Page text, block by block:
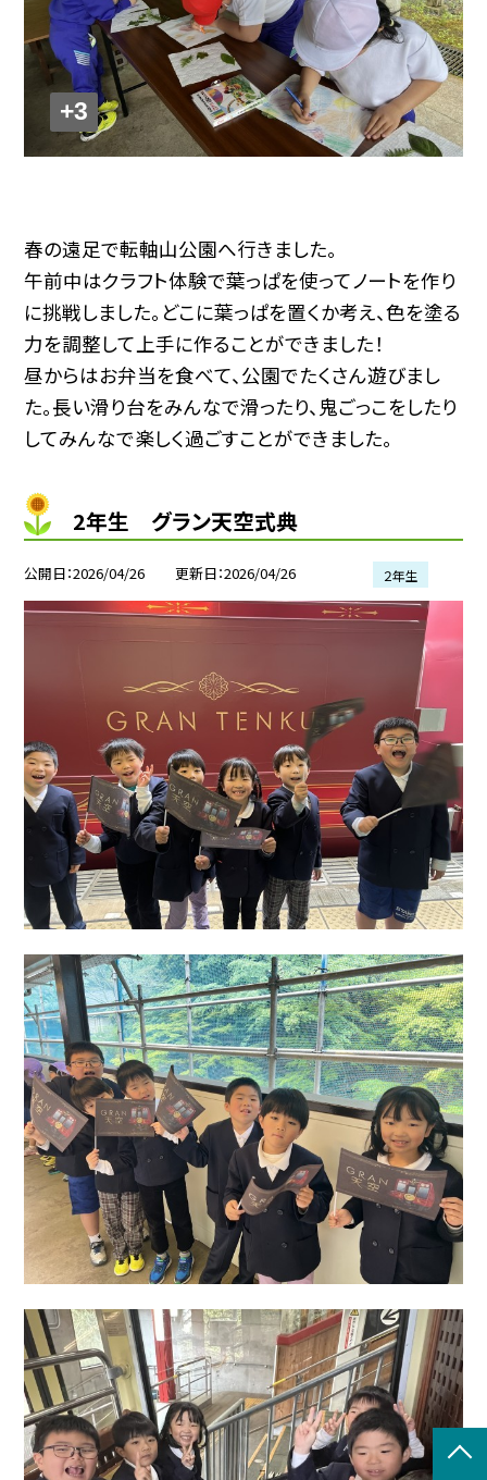
+3
春の遠足で転軸山公園へ行きました。
午前中はクラフト体験で葉っぱを使ってノートを作り
に挑戦しました。どこに葉っぱを置くか考え、色を塗る
力を調整して上手に作ることができました！
昼からはお弁当を食べて、公園でたくさん遊びまし
た。長い滑り台をみんなで滑ったり、鬼ごっこをしたり
してみんなで楽しく過ごすことができました。
2年生 グラン天空式典
公開日 2026/04/26 更新日 2026/04/26 ２年生